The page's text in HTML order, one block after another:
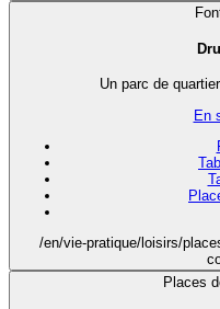
Un parc de
En
/en/vie-pratique/loisirs/
Places